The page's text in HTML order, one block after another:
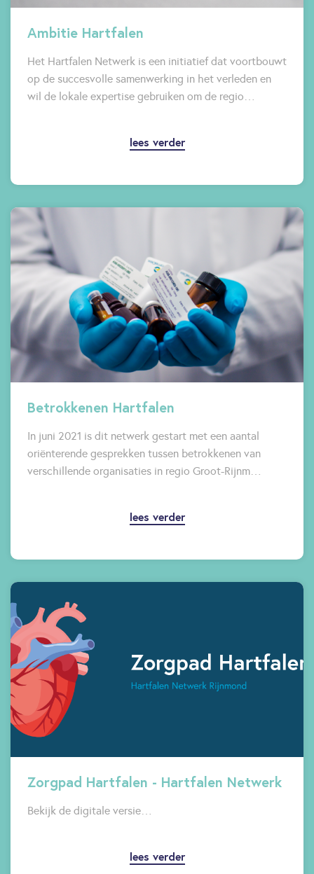
Ambitie Hartfalen
Het Hartfalen Netwerk is een initiatief dat voortbouwt
op de succesvolle samenwerking in het verleden en
wil de lokale expertise gebruiken om de regio…
lees verder
Betrokkenen Hartfalen
In juni 2021 is dit netwerk gestart met een aantal
oriënterende gesprekken tussen betrokkenen van
verschillende organisaties in regio Groot-Rijnm…
lees verder
Zorgpad Hartfalen - Hartfalen Netwerk
Bekijk de digitale versie…
lees verder